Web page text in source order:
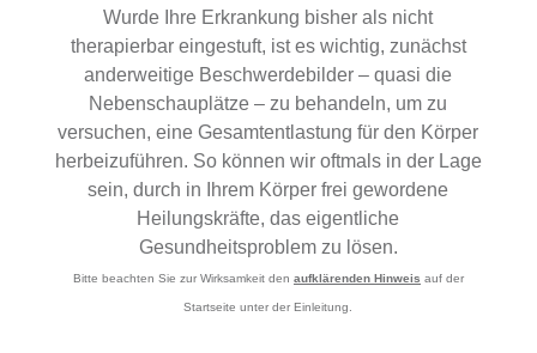
Wurde Ihre Erkrankung bisher als nicht
therapierbar eingestuft, ist es wichtig, zunächst
anderweitige Beschwerdebilder – quasi die
Nebenschauplätze – zu behandeln, um zu
versuchen, eine Gesamtentlastung für den Körper
herbeizuführen. So können wir oftmals in der Lage
sein, durch in Ihrem Körper frei gewordene
Heilungskräfte, das eigentliche
Gesundheitsproblem zu lösen.
Bitte beachten Sie zur Wirksamkeit den aufklärenden Hinweis auf der
Startseite unter der Einleitung.